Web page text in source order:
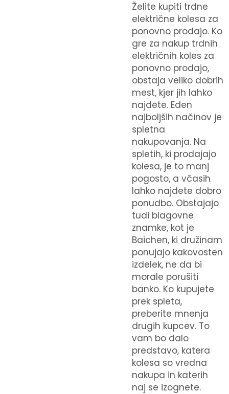
Želite kupiti trdne
električne kolesa za
ponovno prodajo. Ko
gre za nakup trdnih
električnih koles za
ponovno prodajo,
obstaja veliko dobrih
mest, kjer jih lahko
najdete. Eden
najboljših načinov je
spletna
nakupovanja. Na
spletih, ki prodajajo
kolesa, je to manj
pogosto, a včasih
lahko najdete dobro
ponudbo. Obstajajo
tudi blagovne
znamke, kot je
Baichen, ki družinam
ponujajo kakovosten
izdelek, ne da bi
morale porušiti
banko. Ko kupujete
prek spleta,
preberite mnenja
drugih kupcev. To
vam bo dalo
predstavo, katera
kolesa so vredna
nakupa in katerih
naj se izognete.